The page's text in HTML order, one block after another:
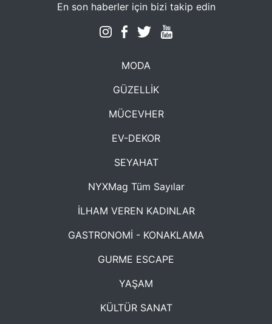
En son haberler için bizi takip edin
MODA
GÜZELLİK
MÜCEVHER
EV-DEKOR
SEYAHAT
NYXMag Tüm Sayılar
İLHAM VEREN KADINLAR
GASTRONOMİ - KONAKLAMA
GURME ESCAPE
YAŞAM
KÜLTÜR SANAT